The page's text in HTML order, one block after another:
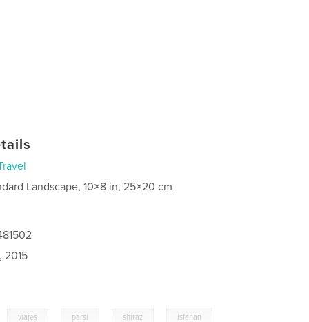
Landscape, 10×8 in, 25×20 cm
2015
viajes parsi shiraz isfahan